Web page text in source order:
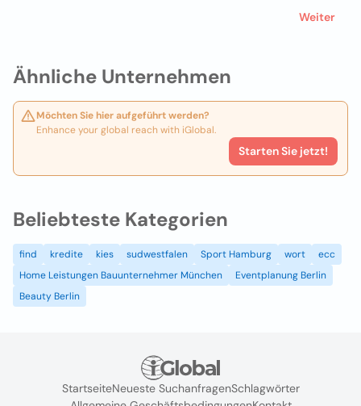
Ähnliche Unternehmen
Möchten Sie hier aufgeführt werden?
Enhance your global reach with iGlobal.
Starten Sie jetzt!
Weiter
Beliebteste Kategorien
find kredite kies sudwestfalen Sport Hamburg wort
ecc
Home Leistungen Bauunternehmer München
Eventplanung Berlin
Beauty Berlin
StartseiteNeueste SuchanfragenSchlagwörter